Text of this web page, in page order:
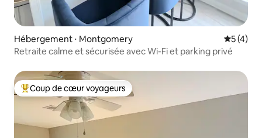
Hébergement ⋅ Montgomery
5 (4)
Retraite calme et sécurisée avec Wi-Fi et parking privé
Coups de cœur voyageurs les plus appréciés
Coup de cœur voyageurs